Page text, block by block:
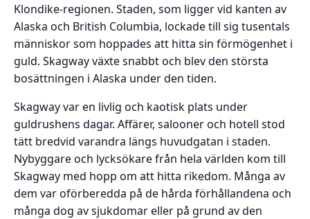
Klondike-regionen. Staden, som ligger vid kanten av
Alaska och British Columbia, lockade till sig tusentals
människor som hoppades att hitta sin förmögenhet i
guld. Skagway växte snabbt och blev den största
bosättningen i Alaska under den tiden.
Skagway var en livlig och kaotisk plats under
guldrushens dagar. Affärer, salooner och hotell stod
tätt bredvid varandra längs huvudgatan i staden.
Nybyggare och lycksökare från hela världen kom till
Skagway med hopp om att hitta rikedom. Många av
dem var oförberedda på de hårda förhållandena och
många dog av sjukdomar eller på grund av den